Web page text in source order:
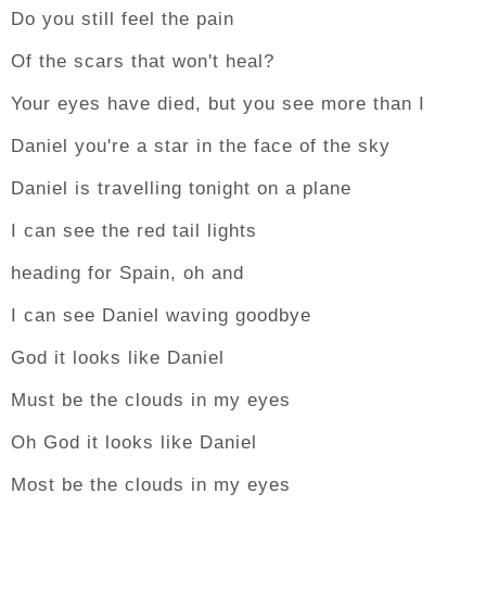
Do you still feel the pain
Of the scars that won't heal?
Your eyes have died, but you see more than I
Daniel you're a star in the face of the sky
Daniel is travelling tonight on a plane
I can see the red tail lights
heading for Spain, oh and
I can see Daniel waving goodbye
God it looks like Daniel
Must be the clouds in my eyes
Oh God it looks like Daniel
Most be the clouds in my eyes